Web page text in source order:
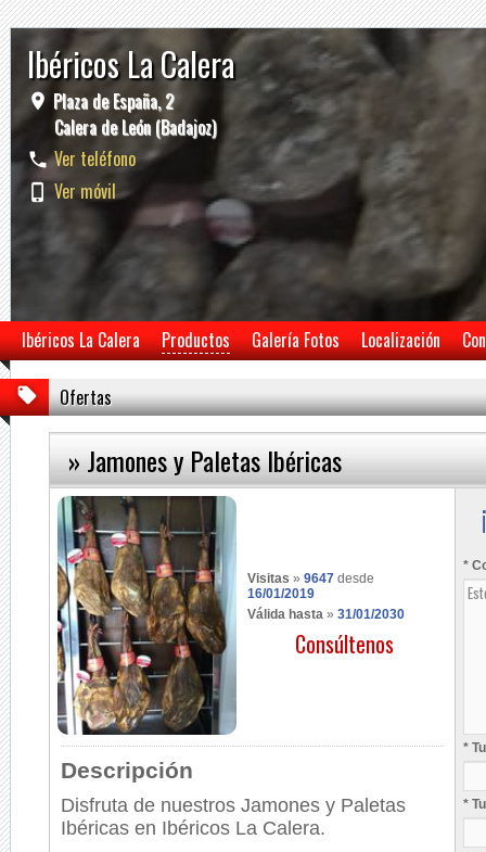
Ibéricos La Calera
Plaza de España, 2
Calera de León (Badajoz)
Ver teléfono
Ver móvil
Ibéricos La Calera Productos Galería Fotos Localización
Ofertas
» Jamones y Paletas Ibéricas
Visitas » 9647 desde
16/01/2019
Válida hasta » 31/01/2030
Consúltenos
Descripción
Disfruta de nuestros Jamones y Paletas
Ibéricas en Ibéricos La Calera.
*
*
*